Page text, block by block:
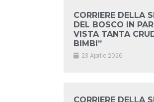
CORRIERE DELLA
DEL BOSCO IN
VISTA TANTA
BIMBI”
23 Aprile 2026
CORRIERE DELLA